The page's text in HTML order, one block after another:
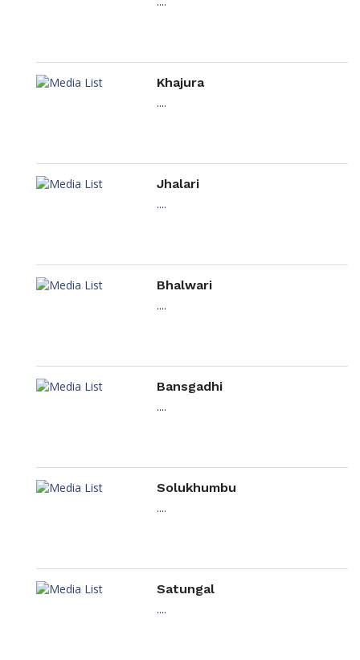
Khajura
....
Jhalari
....
Bhalwari
....
Bansgadhi
....
Solukhumbu
....
Satungal
....